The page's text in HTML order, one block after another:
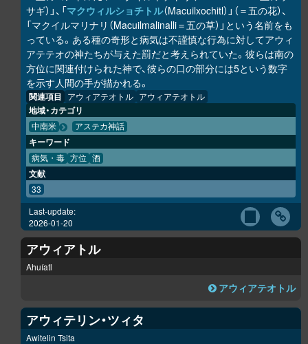
サギ）」、「マクウィルショチトル（Macuilxochitl）」（＝五の花）、
「マクイルマリナリ（Macuilmalinalli＝五の草）」という名前をも
っている。ある種の奇形と病気は不謹慎な行為に対してアウィ
アテテオの神たちが与えた罰だと考えられていた。彼らは南の
方位に関連付けられた神で、彼らの口の部分には5という数字
を示す人間の手が描かれる。
関連項目 アウィアテオトル アウィアテオトル
地域・カテゴリ
中南米 アステカ神話
キーワード
病気・毒 方位 酒
文献
33
Last-update:
2026-01-20
アウィアトル
Ahuíatl
アウィアテオトル
アウィテリン・ツィタ
Awitelin Tsita